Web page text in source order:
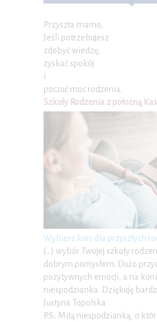
Przyszła mamo,
Jeśli potrzebujesz
zdobyć wiedzę,
zyskać spokój
i
poczuć moc rodzenia.
Szkoły Rodzenia z położną
Wybierz kurs dla przyszłych
(…) wybór Twojej szkoły
dobrym pomysłem. Dużo
pozytywnych emocji, a na
niespodzianka. Dziękuję
Justyna Topolska
P.S.: Miłą niespodzianką, o